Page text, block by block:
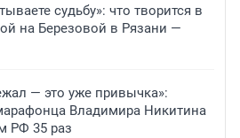
судьбу»: что творится в
на Березовой в Рязани —
— это уже привычка»:
Владимира Никитина
РФ 35 раз